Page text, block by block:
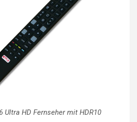
Ultra HD Fernseher mit HDR10